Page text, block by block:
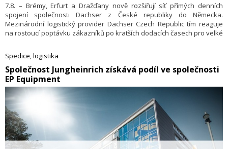
7.8. – Brémy, Erfurt a Dražďany nově rozšiřují síť přímých denních
spojení společnosti Dachser z České republiky do Německa.
Mezinárodní logistický provider Dachser Czech Republic tím reaguje
na rostoucí poptávku zákazníků po kratších dodacích časech pro velké
i pravidelné linky sběrné služby do svého Eurohubu v německém
Überherrnu poblíž francouzských hranic. Celkem tak Dachser Czech
Republic každý den vypravuje na tento největší trh Evropy
25 přímých linek.
Spedice, logistika
​Společnost Jungheinrich získává podíl ve společnosti
EP Equipment